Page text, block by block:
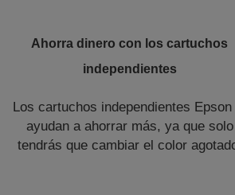
Ahorra dinero con los cartuchos
independientes
Los cartuchos independientes Epson
ayudan a ahorrar más, ya que solo
tendrás que cambiar el color